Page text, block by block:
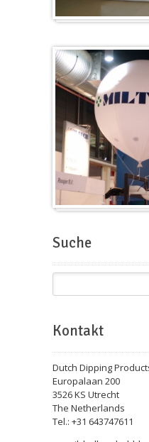
Suche
Kontakt
Dutch Dipping
Europalaan 200
3526 KS Utrecht
The Netherlands
Tel.: +31 643747611